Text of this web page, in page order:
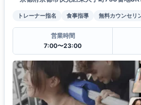
トレーナー指名 食事指導 無料カウンセリ
営業時間
7:00〜23:00